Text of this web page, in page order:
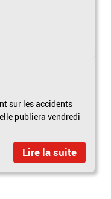
sur les accidents
publiera vendredi
Lire la suite